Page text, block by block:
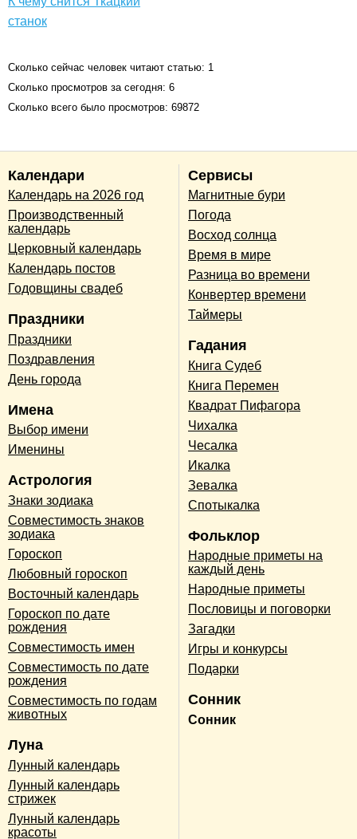
станок
Сколько сейчас человек читают статью: 1
Сколько просмотров за сегодня: 6
Сколько всего было просмотров: 69872
Календари
Календарь на 2026 год
Производственный
календарь
Церковный календарь
Календарь постов
Годовщины свадеб
Праздники
Праздники
Поздравления
День города
Имена
Выбор имени
Именины
Астрология
Знаки зодиака
Совместимость знаков
зодиака
Гороскоп
Любовный гороскоп
Восточный календарь
Гороскоп по дате
рождения
Совместимость имен
Совместимость по дате
рождения
Совместимость по годам
животных
Луна
Лунный календарь
Лунный календарь
стрижек
Лунный календарь
красоты
Сервисы
Магнитные бури
Погода
Восход солнца
Время в мире
Разница во времени
Конвертер времени
Таймеры
Гадания
Книга Судеб
Книга Перемен
Квадрат Пифагора
Чихалка
Чесалка
Икалка
Зевалка
Спотыкалка
Фольклор
Народные приметы на
каждый день
Народные приметы
Пословицы и поговорки
Загадки
Игры и конкурсы
Подарки
Сонник
Сонник